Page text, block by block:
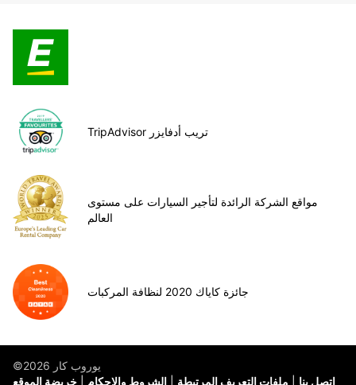
TripAdvisor تريب أدفايزر
مواقع الشركة الرائدة لتأجير السيارات على مستوى
العالم
جائزة كاياك 2020 لنظافة المركبات
©يوروب كار 2026
خريضة الموقع
الشروط والاحكام ملفات التعريف المرتبطة اتصل بنا